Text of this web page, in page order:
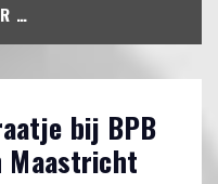
…
bij BPB
Maastricht